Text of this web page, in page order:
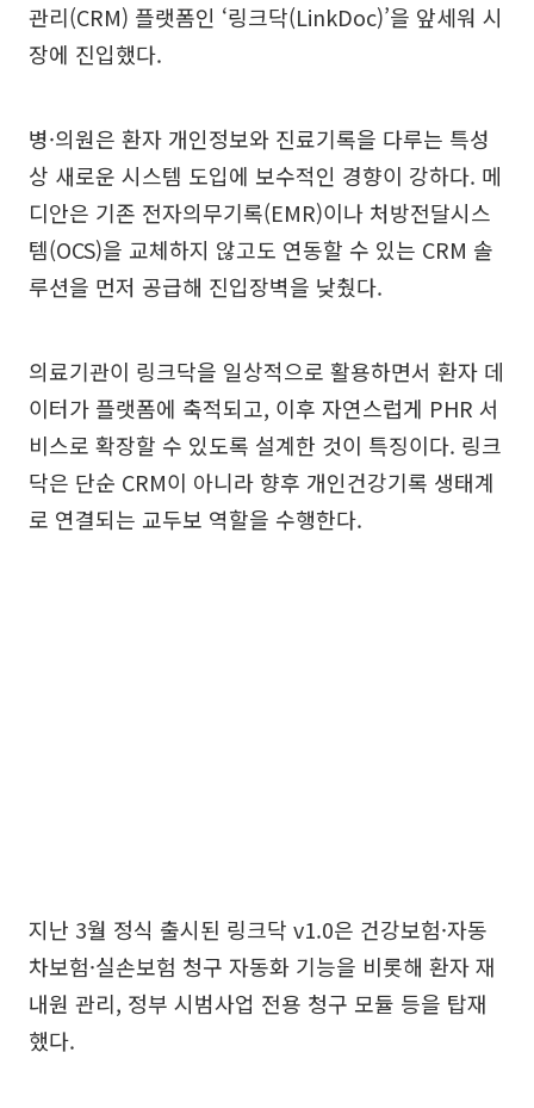
관리(CRM) 플랫폼인 ‘링크닥(LinkDoc)’을 앞세워 시
장에 진입했다.
병·의원은 환자 개인정보와 진료기록을 다루는 특성
상 새로운 시스템 도입에 보수적인 경향이 강하다. 메
디안은 기존 전자의무기록(EMR)이나 처방전달시스
템(OCS)을 교체하지 않고도 연동할 수 있는 CRM 솔
루션을 먼저 공급해 진입장벽을 낮췄다.
의료기관이 링크닥을 일상적으로 활용하면서 환자 데
이터가 플랫폼에 축적되고, 이후 자연스럽게 PHR 서
비스로 확장할 수 있도록 설계한 것이 특징이다. 링크
닥은 단순 CRM이 아니라 향후 개인건강기록 생태계
로 연결되는 교두보 역할을 수행한다.
지난 3월 정식 출시된 링크닥 v1.0은 건강보험·자동
차보험·실손보험 청구 자동화 기능을 비롯해 환자 재
내원 관리, 정부 시범사업 전용 청구 모듈 등을 탑재
했다.